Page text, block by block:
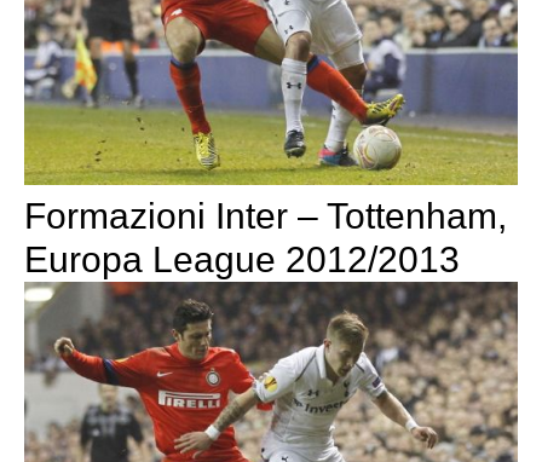
Formazioni Inter – Tottenham,
Europa League 2012/2013